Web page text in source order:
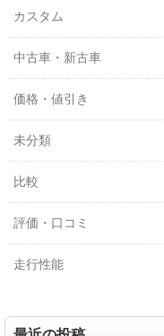
カスタム
中古車・新古車
価格・値引き
未分類
比較
評価・口コミ
走行性能